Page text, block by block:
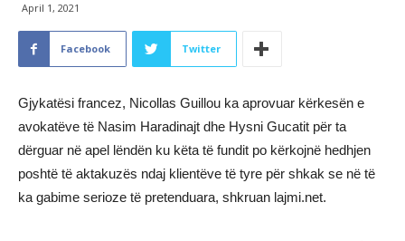
April 1, 2021
Facebook Twitter
Gjykatësi francez, Nicollas Guillou ka aprovuar kërkesën e
avokatëve të Nasim Haradinajt dhe Hysni Gucatit për ta
dërguar në apel lëndën ku këta të fundit po kërkojnë hedhjen
poshtë të aktakuzës ndaj klientëve të tyre për shkak se në të
ka gabime serioze të pretenduara, shkruan lajmi.net.